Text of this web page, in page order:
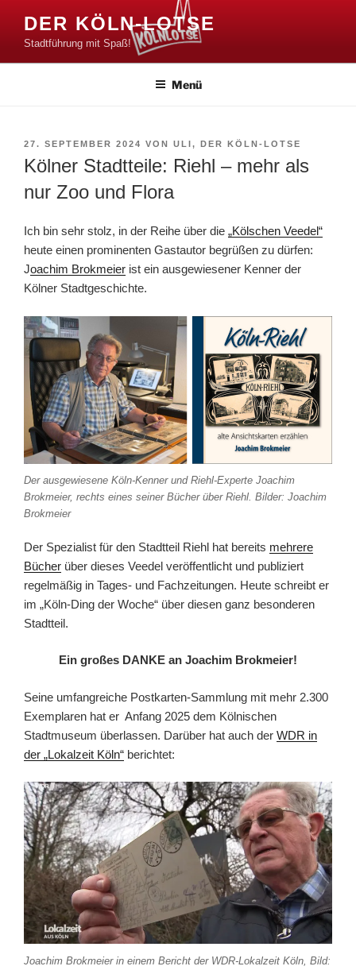
Inhalt
springen
DER KÖLN-LOTSE
Stadtführung mit Spaß!
Menü
VERÖFFENTLICHT
AM
27. SEPTEMBER 2024 VON ULI, DER KÖLN-LOTSE
Kölner Stadtteile: Riehl – mehr als
nur Zoo und Flora
Ich bin sehr stolz, in der Reihe über die „Kölschen Veedel“
heute einen prominenten Gastautor begrüßen zu dürfen:
Joachim Brokmeier ist ein ausgewiesener Kenner der
Kölner Stadtgeschichte.
Der ausgewiesene Köln-Kenner und Riehl-Experte Joachim
Brokmeier, rechts eines seiner Bücher über Riehl. Bilder: Joachim
Brokmeier
Der Spezialist für den Stadtteil Riehl hat bereits mehrere
Bücher über dieses Veedel veröffentlicht und publiziert
regelmäßig in Tages- und Fachzeitungen. Heute schreibt er
im „Köln-Ding der Woche“ über diesen ganz besonderen
Stadtteil.
Ein großes DANKE an Joachim Brokmeier!
Seine umfangreiche Postkarten-Sammlung mit mehr 2.300
Exemplaren hat er Anfang 2025 dem Kölnischen
Stadtmuseum überlassen. Darüber hat auch der WDR in
der „Lokalzeit Köln“ berichtet:
Joachim Brokmeier in einem Bericht der WDR-Lokalzeit Köln, Bild: